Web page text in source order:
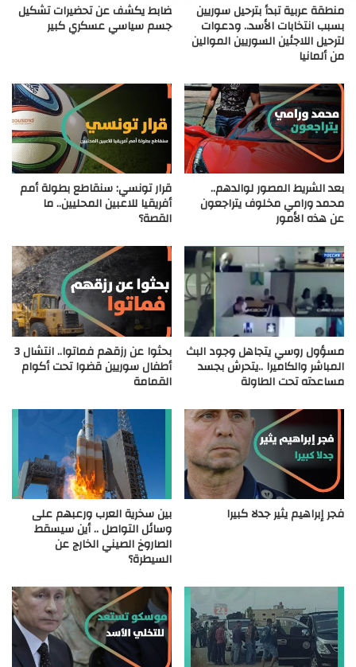
منطقة عربية تبدأ بترحيل سوريين
بسبب انتخابات الأسد.. ودعوات
لترحيل اللاجئين السوريين الموالين
من ألمانيا
ضابط يكشف عن تحضيرات تشكيل
جسم سياسي عسكري كبير
بعد الشريط المصور لوالدهم..
محمد ورامي مخلوف يتراجعون
عن هذه الأمور
قرار تونسي: سنقاطع بطولة أمم
أفريقيا للاعبين المحليين.. ما
القصة؟
مسؤول روسي يتجاهل وجود البث
المباشر والكاميرا ..يتحرش بجسد
مساعدته تحت الطاولة
بحثوا عن رزقهم فماتوا.. انتشال 3
أطفال سوريين قضوا تحت أكوام
القمامة
فجر إبراهيم يثير جدلا كبيرا بين سخرية العرب ورعبهم على
وسائل التواصل .. أين سيسقط
الصاروخ الصيني الخارج عن
السيطرة؟